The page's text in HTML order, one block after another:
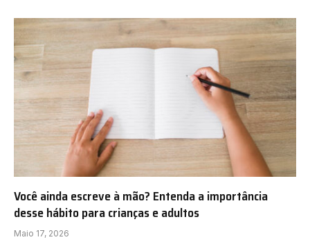
Você ainda escreve à mão? Entenda a importância
desse hábito para crianças e adultos
Maio 17, 2026